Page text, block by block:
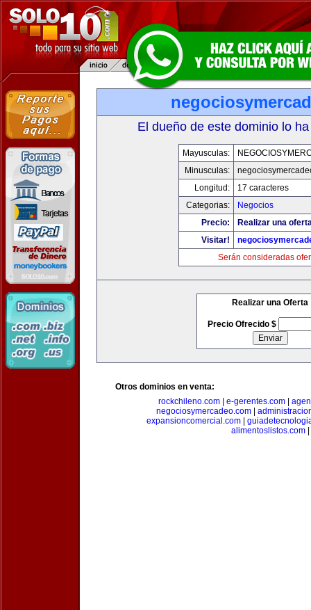
El dueño de este dominio lo
Mayusculas:
Minusculas:
Longitud:
17 caracteres
Categorias:
Negocios
Precio:
Realizar una
Visitar!
Serán consideradas
Realizar una Oferta
Precio Ofrecido $
Otros dominios en venta:
rockchileno.com| e-gerentes.com|
negociosymercadeo.com|
expansioncomercial.com|
alimentoslistos.com|